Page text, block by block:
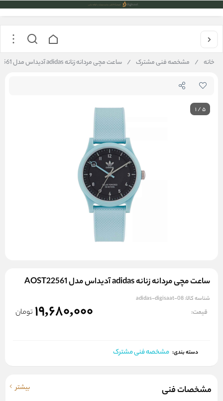
خانه / مشخصه فنی مشترک / ساعت مچی مردانه زنانه adidas آدیداس مدل AOST22561
1/5
ساعت مچی مردانه زنانه adidas آدیداس مدل AOST22561
شناسه کالا:adidas-digisaat-08
قیمت: 19,680,000 تومان
دسته بندی: مشخصه فنی مشترک
مشخصات فنی بیشتر